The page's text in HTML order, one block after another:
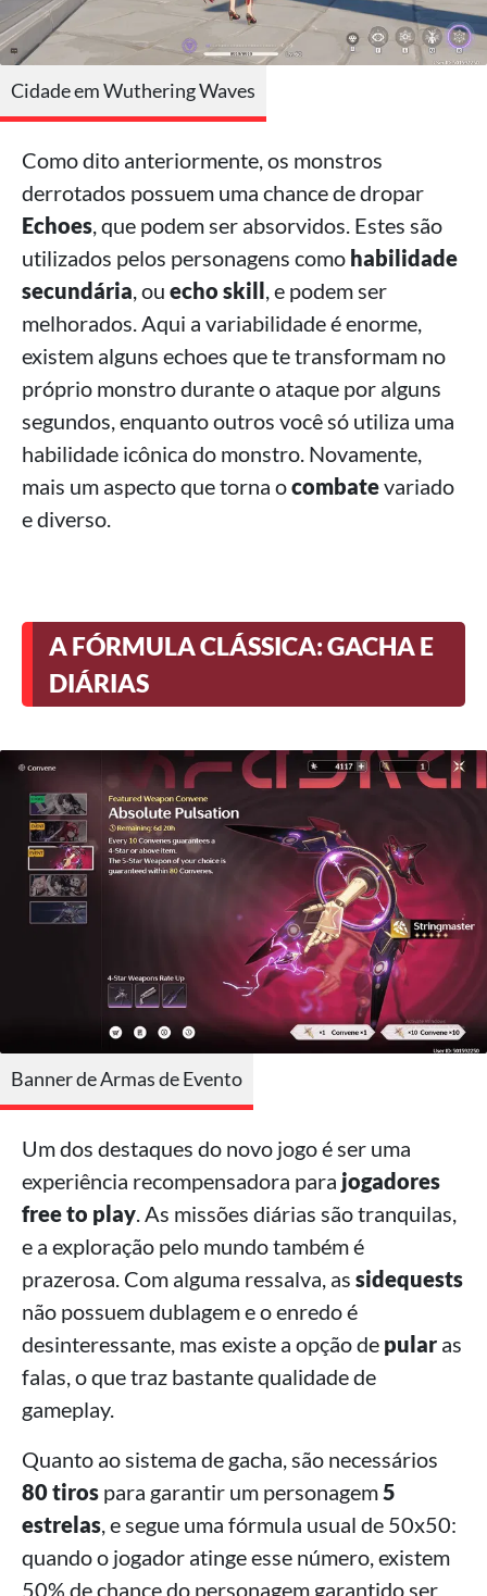
Cidade em Wuthering Waves
Como dito anteriormente, os monstros
derrotados possuem uma chance de dropar
Echoes , que podem ser absorvidos. Estes são
utilizados pelos personagens como habilidade
secundária , ou echo skill , e podem ser
melhorados. Aqui a variabilidade é enorme,
existem alguns echoes que te transformam no
próprio monstro durante o ataque por alguns
segundos, enquanto outros você só utiliza uma
habilidade icônica do monstro. Novamente,
mais um aspecto que torna ocombatevariado
e diverso.
A FÓRMULA CLÁSSICA: GACHA E
DIÁRIAS
Banner de Armas de Evento
Um dos destaques do novo jogo é ser uma
experiência recompensadora para jogadores
free to play. As missões diárias são tranquilas,
e a exploração pelo mundo também é
prazerosa. Com alguma ressalva, as sidequests
não possuem dublagem e o enredo é
desinteressante, mas existe a opção de pular as
falas, o que traz bastante qualidade de
gameplay.
Quanto ao sistema de gacha, são necessários
80 tiros para garantir um personagem5
estrelas, e segue uma fórmula usual de 50x50:
quando o jogador atinge esse número, existem
50% de chance do personagem garantido ser